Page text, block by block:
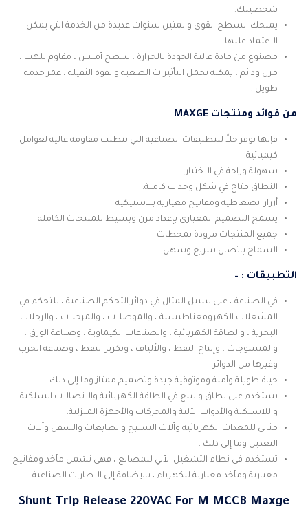
شخصيتك.
يمنحك السطح القوى والمتين سنوات عديدة من الخدمة التي يمكن
الاعتماد عليها .
مصنوع من مادة عالية الجودة بالحرارة ، سطح أملس ، مقاوم للهب ،
مرن ودائم ، يمكنه تحمل التأثيرات الصعبة والقوة الثقيلة ، عمر خدمة
طويل .
من فوائد ومنتجات MAXGE
فإنها توفر حلاً للتطبيقات الصناعية التي تتطلب مقاومة عالية لعوامل
كيميائية.
سهولة وراحة في الاختيار
النطاق متاح في شكل وحدات كاملة.
أزرار انضغاطية ومفاتيح معيارية بلاستيكية
يسمح التصميم المعياري بإعداد مرن وبسيط للمنتجات الكاملة
جميع المنتجات مزودة بمحطات
السماح باتصال سريع وسهل
التطبيقات : –
في الصناعة ، على سبيل المثال في دوائر التحكم الصناعية ، للتحكم في
المشغلات الكهرومغناطيسية ، والموصلات ، والمرحلات ، والرحلات
البحرية ، والطاقة الكهربائية ، والصناعات الكيماوية ، وصناعة الورق ،
والمنسوجات ، وإنتاج النفط ، والألياف ، وتكرير النفط ، وصناعة الحرب
وغيرها من الدوائر.
حياة طويلة وآمنة وموثوقية جيدة وتصميم ممتاز وما إلى ذلك.
يستخدم على نطاق واسع في الطاقة الكهربائية والاتصالات السلكية
واللاسلكية والأدوات الآلية والمحركات والأجهزة المنزلية.
مثالي للمعدات الكهربائية وآلات النسيج والطابعات والسفن وآلات
التعدين وما إلى ذلك .
تستخدم فى نظام التشغيل الآلي للمصانع ، فهى تشمل مآخذ ومفاتيح
معيارية ومآخذ معيارية للكهرباء ، بالإضافة إلى الاطارات الصناعية .
Shunt Trip Release 220VAC For M MCCB Maxge